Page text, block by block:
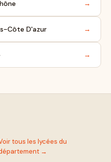
→
Côte D'azur →
→
tous les lycées du
→